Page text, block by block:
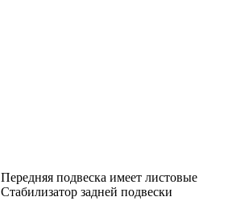
подвеска имеет листовые
задней подвески